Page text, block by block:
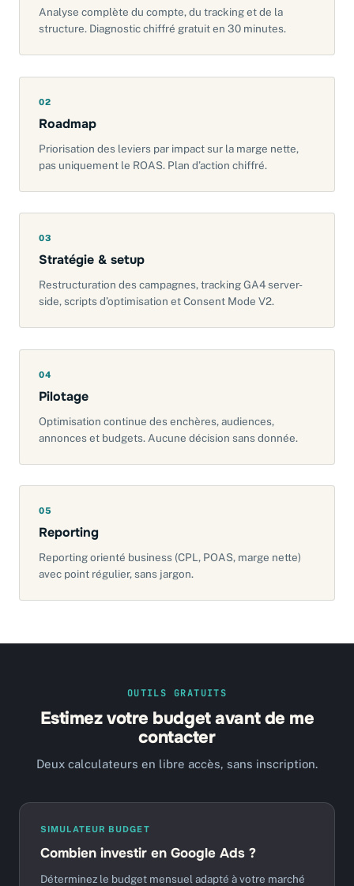
Analyse complète du compte, du tracking et de la
structure. Diagnostic chiffré gratuit en 30 minutes.
02
Roadmap
Priorisation des leviers par impact sur la marge nette,
pas uniquement le ROAS. Plan d’action chiffré.
03
Stratégie & setup
Restructuration des campagnes, tracking GA4 server-
side, scripts d’optimisation et Consent Mode V2.
04
Pilotage
Optimisation continue des enchères, audiences,
annonces et budgets. Aucune décision sans donnée.
05
Reporting
Reporting orienté business (CPL, POAS, marge nette)
avec point régulier, sans jargon.
OUTILS GRATUITS
Estimez votre budget avant de me
contacter
Deux calculateurs en libre accès, sans inscription.
SIMULATEUR BUDGET
Combien investir en Google Ads ?
Déterminez le budget mensuel adapté à votre marché